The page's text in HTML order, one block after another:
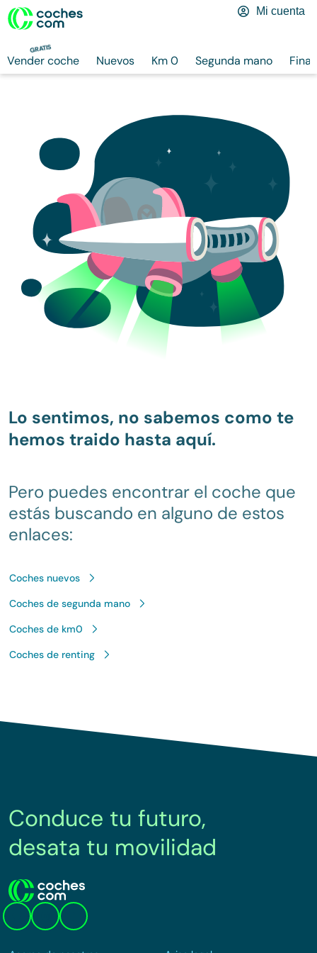
GRATIS
Vender coche Nuevos Km 0 Segunda mano
Mi cuenta
Lo sentimos, no sabemos como te
hemos traido hasta aquí.
Pero puedes encontrar el coche que
estás buscando en alguno de estos
enlaces:
Coches nuevos
Coches de segunda mano
Coches de km0
Coches de renting
Conduce tu futuro,
desata tu movilidad